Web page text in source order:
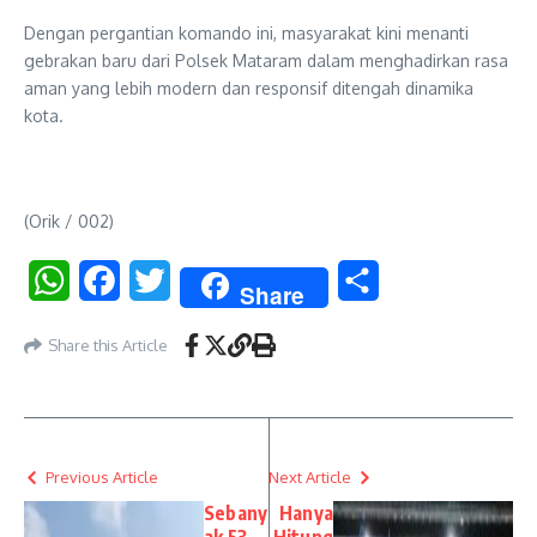
Dengan pergantian komando ini, masyarakat kini menanti
gebrakan baru dari Polsek Mataram dalam menghadirkan rasa
aman yang lebih modern dan responsif ditengah dinamika
kota.
(Orik / 002)
WhatsAppFacebookTwitter Share
Share this Article
Previous Article
Sebany
Next Article
Hanya